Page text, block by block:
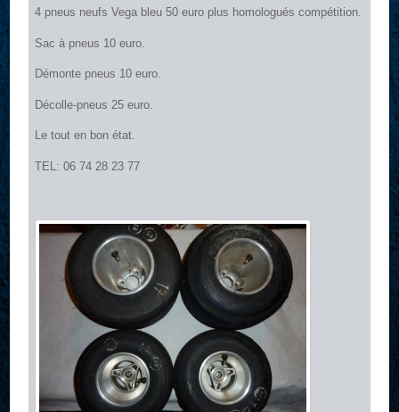
4 pneus neufs Vega bleu 50 euro plus homologués compétition.
Sac à pneus 10 euro.
Démonte pneus 10 euro.
Décolle-pneus 25 euro.
Le tout en bon état.
TEL: 06 74 28 23 77